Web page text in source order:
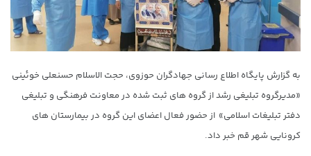
به گزارش پایگاه اطلاع رسانی جهادگران حوزوی، حجت الاسلام حسنعلی خوئینی
«مدیرگروه تبلیغی رشد از گروه های ثبت شده در معاونت فرهنگی و تبلیغی
دفتر تبلیغات اسلامی» از حضور فعال اعضای این گروه در بیمارستان های
کرونایی شهر قم خبر داد.